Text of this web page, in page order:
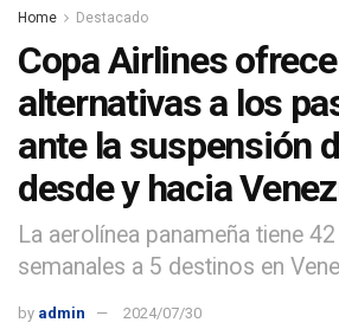
Home Destacado
Copa Airlines ofrece
alternativas a los
ante la suspensión
desde y hacia
La aerolínea panameña tiene
semanales a 5 destinos en
by admin 2024/07/30